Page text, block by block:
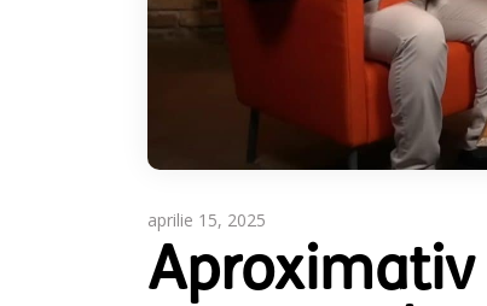
aprilie 15, 2025
Aproximativ